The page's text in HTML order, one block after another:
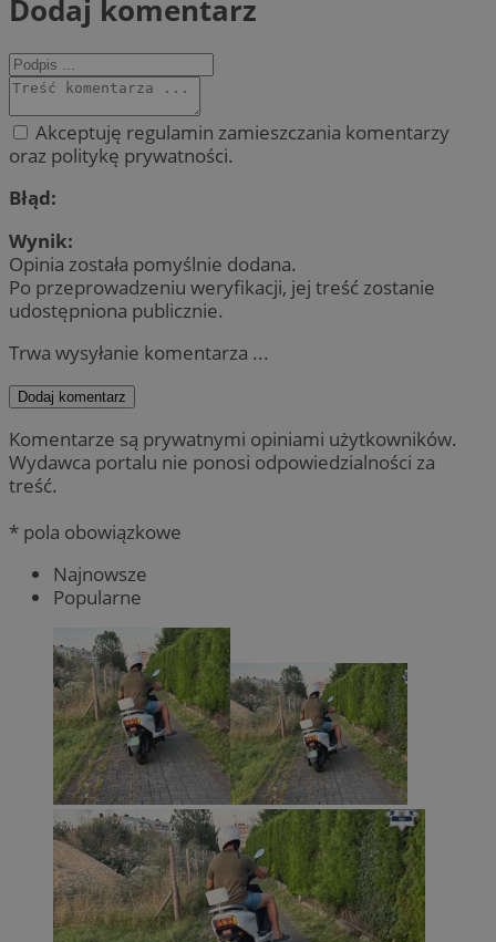
Dodaj komentarz
Akceptuję regulamin zamieszczania komentarzy
oraz politykę prywatności.
Błąd:
Wynik:
Opinia została pomyślnie dodana.
Po przeprowadzeniu weryfikacji, jej treść zostanie
udostępniona publicznie.
Trwa wysyłanie komentarza ...
Dodaj komentarz
Komentarze są prywatnymi opiniami użytkowników.
Wydawca portalu nie ponosi odpowiedzialności za
treść.
* pola obowiązkowe
Najnowsze
Popularne